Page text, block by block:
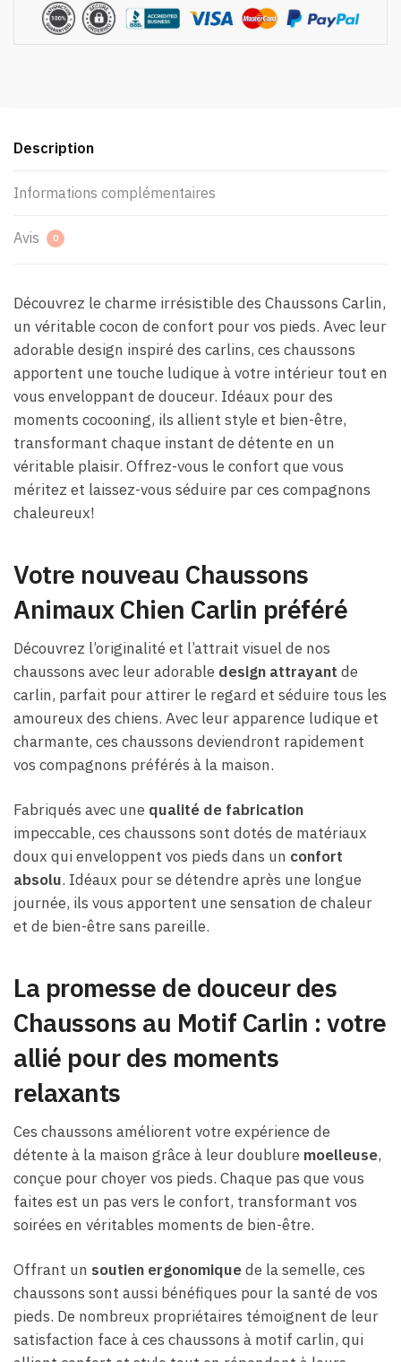
Description
Informations complémentaires
Avis 0
Découvrez le charme irrésistible des Chaussons Carlin,
un véritable cocon de confort pour vos pieds. Avec leur
adorable design inspiré des carlins, ces chaussons
apportent une touche ludique à votre intérieur tout en
vous enveloppant de douceur. Idéaux pour des
moments cocooning, ils allient style et bien-être,
transformant chaque instant de détente en un
véritable plaisir. Offrez-vous le confort que vous
méritez et laissez-vous séduire par ces compagnons
chaleureux!
Votre nouveau Chaussons
Animaux Chien Carlin préféré
Découvrez l’originalité et l’attrait visuel de nos
chaussons avec leur adorable design attrayant de
carlin, parfait pour attirer le regard et séduire tous les
amoureux des chiens. Avec leur apparence ludique et
charmante, ces chaussons deviendront rapidement
vos compagnons préférés à la maison.
Fabriqués avec une qualité de fabrication
impeccable, ces chaussons sont dotés de matériaux
doux qui enveloppent vos pieds dans un confort
absolu. Idéaux pour se détendre après une longue
journée, ils vous apportent une sensation de chaleur
et de bien-être sans pareille.
La promesse de douceur des
Chaussons au Motif Carlin : votre
allié pour des moments
relaxants
Ces chaussons améliorent votre expérience de
détente à la maison grâce à leur doublure moelleuse,
conçue pour choyer vos pieds. Chaque pas que vous
faites est un pas vers le confort, transformant vos
soirées en véritables moments de bien-être.
Offrant un soutien ergonomiquede la semelle, ces
chaussons sont aussi bénéfiques pour la santé de vos
pieds. De nombreux propriétaires témoignent de leur
satisfaction face à ces chaussons à motif carlin, qui